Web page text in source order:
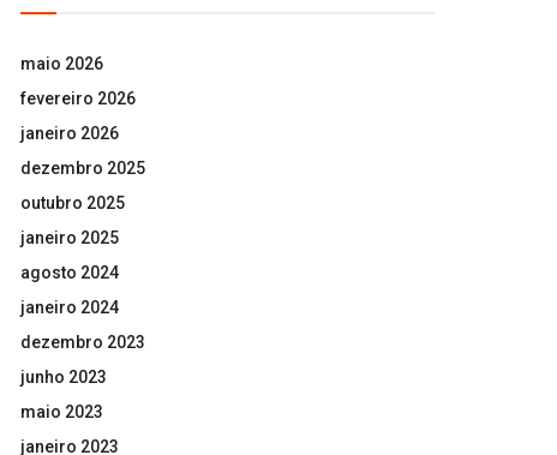
maio 2026
fevereiro 2026
janeiro 2026
dezembro 2025
outubro 2025
janeiro 2025
agosto 2024
janeiro 2024
dezembro 2023
junho 2023
maio 2023
janeiro 2023